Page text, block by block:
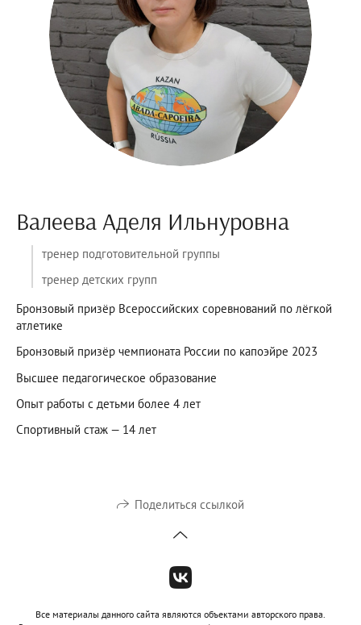
Валеева Аделя Ильнуровна
тренер подготовительной группы
тренер детских групп
Бронзовый призёр Всероссийских соревнований по лёгкой
атлетике
Бронзовый призёр чемпионата России по капоэйре 2023
Высшее педагогическое образование
Опыт работы с детьми более 4 лет
Спортивный стаж — 14 лет
Поделиться ссылкой
Все материалы данного сайта являются объектами авторского права.